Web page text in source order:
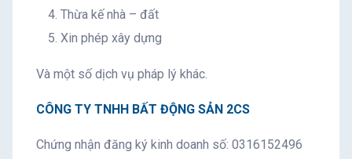
Thừa kế nhà – đất
Xin phép xây dựng
Và một số dịch vụ pháp lý khác.
CÔNG TY TNHH BẤT ĐỘNG SẢN 2CS
Chứng nhận đăng ký kinh doanh số: 0316152496